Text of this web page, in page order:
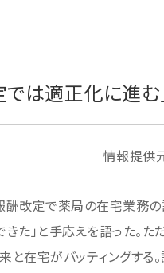
は適正化に進む
情報提供
酬改定で薬局の在宅業務
た」と手応えを語った。た
在宅がバッティングする